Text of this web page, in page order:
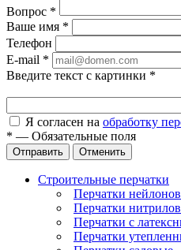
Вопрос *
Ваше имя *
Телефон
E-mail *
Введите текст с картинки *
Я согласен на обработку
* — Обязательные поля
Отправить Отменить
Строительные перчатки
Перчатки
Перчатки
Перчатки с
Перчатки